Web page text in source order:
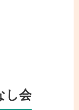
し会